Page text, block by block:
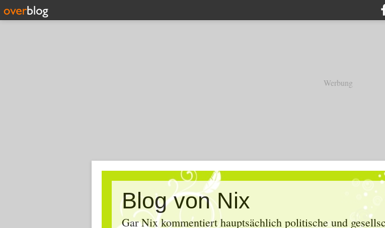
Werbung
Blog von Nix
Gar Nix kommentiert hauptsächlich politische und